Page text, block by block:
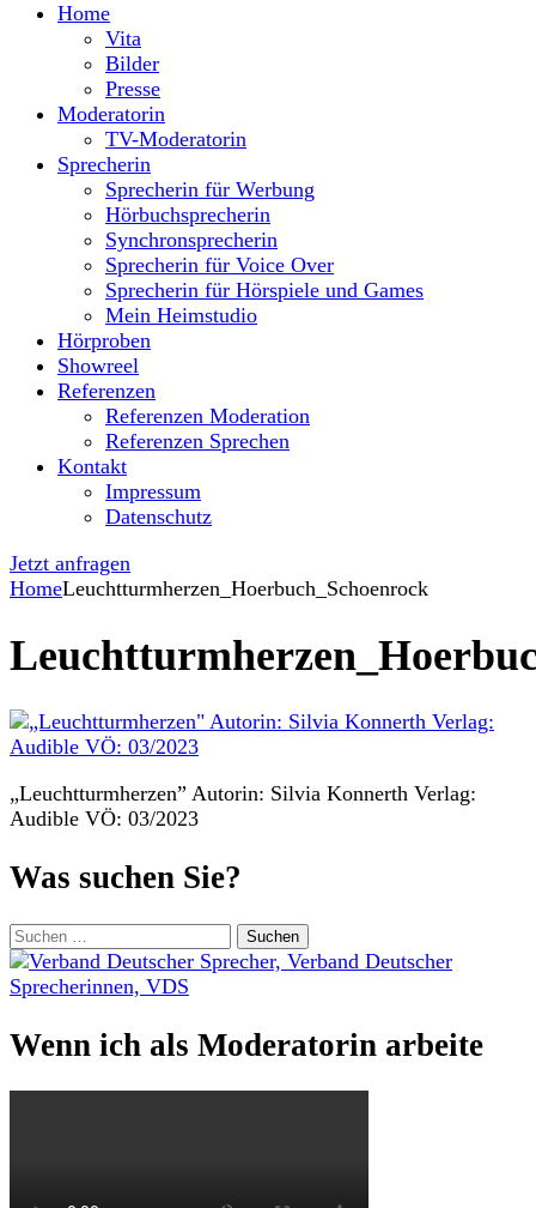
Home
Vita
Bilder
Presse
Moderatorin
TV-Moderatorin
Sprecherin
Sprecherin für Werbung
Hörbuchsprecherin
Synchronsprecherin
Sprecherin für Voice Over
Sprecherin für Hörspiele und Games
Mein Heimstudio
Hörproben
Showreel
Referenzen
Referenzen Moderation
Referenzen Sprechen
Kontakt
Impressum
Datenschutz
Jetzt anfragen
HomeLeuchtturmherzen_Hoerbuch_Schoenrock
„Leuchtturmherzen” Autorin: Silvia Konnerth Verlag:
Audible VÖ: 03/2023
Was suchen Sie?
Suchen
nach:
Wenn ich als Moderatorin arbeite